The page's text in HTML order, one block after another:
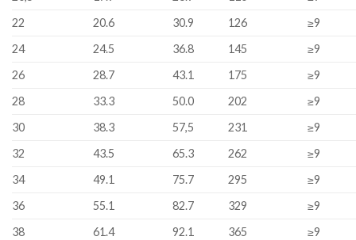
22
20.6 30.9 126
≥9
24
24.5 36.8 145
≥9
26
28.7 43.1 175
≥9
28
33.3 50.0 202
≥9
30
38.3 57,5 231
≥9
32
43.5 65.3 262
≥9
34
49.1 75.7 295
≥9
36
55.1 82.7 329
≥9
38
61.4 92.1 365
≥9